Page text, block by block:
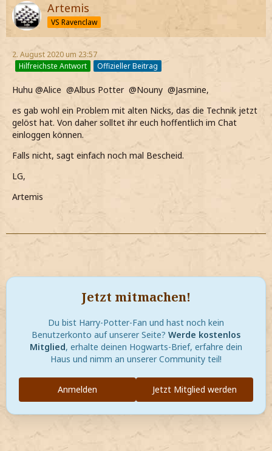
Artemis
VS Ravenclaw
2. August 2020 um 23:57
Hilfreichste Antwort
Offizieller Beitrag
Huhu @Alice @Albus Potter @Nouny @Jasmine,
es gab wohl ein Problem mit alten Nicks, das die Technik jetzt
gelöst hat. Von daher solltet ihr euch hoffentlich im Chat
einloggen können.
Falls nicht, sagt einfach noch mal Bescheid.
LG,
Artemis
Jetzt mitmachen!
Du bist Harry-Potter-Fan und hast noch kein
Benutzerkonto auf unserer Seite? Werde kostenlos
Mitglied, erhalte deinen Hogwarts-Brief, erfahre dein
Haus und nimm an unserer Community teil!
Jetzt Mitglied werden
Anmelden